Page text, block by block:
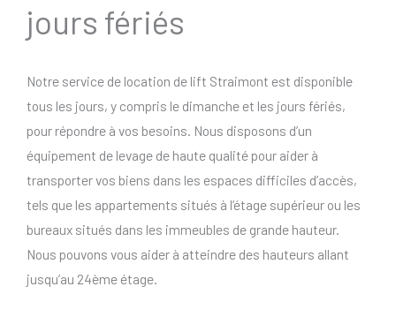
jours fériés
Notre service de location de lift Straimont est disponible
tous les jours, y compris le dimanche et les jours fériés,
pour répondre à vos besoins. Nous disposons d’un
équipement de levage de haute qualité pour aider à
transporter vos biens dans les espaces difficiles d’accès,
tels que les appartements situés à l’étage supérieur ou les
bureaux situés dans les immeubles de grande hauteur.
Nous pouvons vous aider à atteindre des hauteurs allant
jusqu’au 24ème étage.